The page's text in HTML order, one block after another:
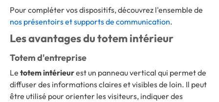
Pour compléter vos dispositifs, découvrez l'ensemble de
nos présentoirs et supports de communication.
Les avantages du totem intérieur
Totem d'entreprise
Le totem intérieurest un panneau vertical qui permet de
diffuser des informations claires et visibles de loin. Il peut
être utilisé pour orienter les visiteurs, indiquer des